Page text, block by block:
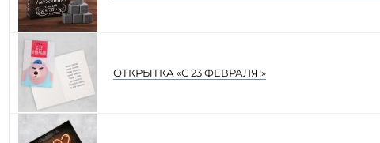
ОТКРЫТКА «С 23 ФЕВРАЛЯ!»